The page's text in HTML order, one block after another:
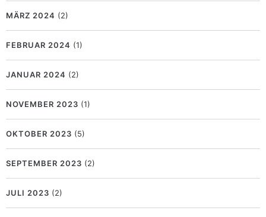
MÄRZ 2024 (2)
FEBRUAR 2024 (1)
JANUAR 2024 (2)
NOVEMBER 2023 (1)
OKTOBER 2023 (5)
SEPTEMBER 2023 (2)
JULI 2023 (2)